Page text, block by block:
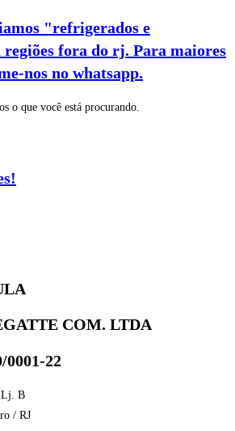
"refrigerados e
fora do rj. Para maiores
nos no whatsapp.
o que você está procurando.
COM. LTDA
0001-22
Lj. B
/ RJ